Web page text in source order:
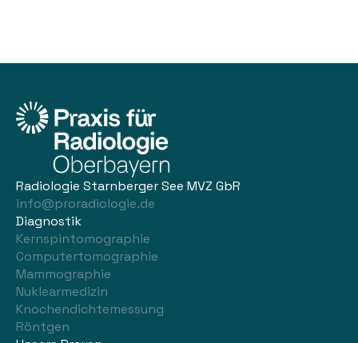
Radiologie Starnberger See MVZ GbR
info@proradiologie.de
Diagnostik
Kernspintomographie
Computertomographie
Mammographie
Nuklearmedizin
Knochendichtemessung
Röntgen